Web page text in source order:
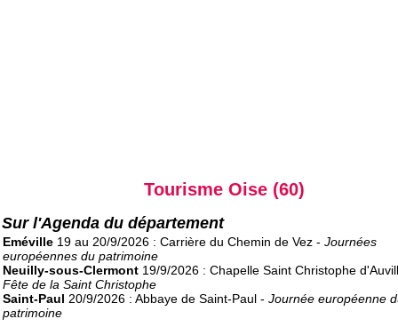
Tourisme Oise (60)
Sur l'Agenda du département
Eméville 19 au 20/9/2026 : Carrière du Chemin de Vez - Journées
européennes du patrimoine
Neuilly-sous-Clermont 19/9/2026 : Chapelle Saint Christophe
Fête de la Saint Christophe
Saint-Paul 20/9/2026 : Abbaye de Saint-Paul - Journée européenne
patrimoine